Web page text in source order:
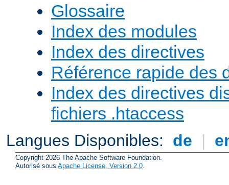
Glossaire
Index des modules
Index des directives
Référence rapide des
Index des directives
fichiers .htaccess
Langues Disponibles: de |
Copyright 2026 The Apache Software Foundation.
Autorisé sous Apache License, Version 2.0.